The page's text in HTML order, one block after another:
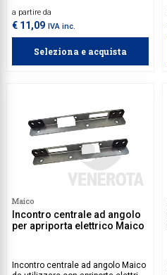
a partire da
€ 11,09 IVA inc.
Seleziona e acquista
Maico
Incontro centrale ad angolo
per apriporta elettrico Maico
Incontro centrale ad angolo Maico